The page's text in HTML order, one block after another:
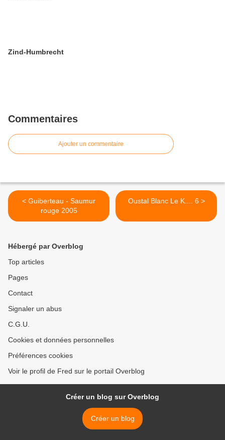
Zind-Humbrecht
Commentaires
Ajouter un commentaire
< Guiberteau - Saumur
rouge 2005
Oustal Blanc Le K.... 6 >
Hébergé par Overblog
Top articles
Pages
Contact
Signaler un abus
C.G.U.
Cookies et données personnelles
Préférences cookies
Voir le profil de Fred sur le portail Overblog
Créer un blog sur Overblog
Créer un blog